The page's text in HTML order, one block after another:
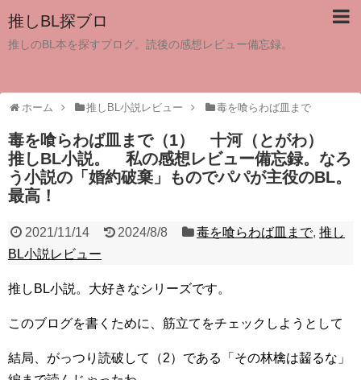
推しBL探ブロ
推しのBL本を探すブログ。読後の感想レビュー備忘録。
ホーム 推しBL小説レビュー 毒を喰らわば皿まで
毒を喰らわば皿まで（1） 十河（とがわ）
推しBL小説。 私の感想レビュー備忘録。なろ
う小説の「婚約破棄」ものでパパが主役のBL。
最高！
2021/11/14 2024/8/8 毒を喰らわば皿まで,推し
BL小説レビュー
推しBL小説。大好きなシリーズです。
このブログを書くために、筋立てをチェックしようとして
結局、がっつり読破して（2）である「その林檎は齧るな」